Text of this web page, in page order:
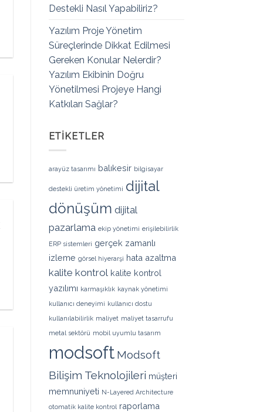
Destekli Nasıl Yapabiliriz?
Yazılım Proje Yönetim
Süreçlerinde Dikkat Edilmesi
Gereken Konular Nelerdir?
Yazılım Ekibinin Doğru
Yönetilmesi Projeye Hangi
Katkıları Sağlar?
ETIKETLER
arayüz tasarımı balıkesir bilgisayar
destekli üretim yönetimi dijital
dönüşüm dijital
pazarlama ekip yönetimi erişilebilirlik
ERP sistemleri gerçek zamanlı
izleme görsel hiyerarşi hata azaltma
kalite kontrol kalite kontrol
yazılımı karmaşıklık kaynak yönetimi
kullanıcı deneyimi kullanıcı dostu
kullanılabilirlik maliyet maliyet tasarrufu
metal sektörü mobil uyumlu tasarım
modsoft Modsoft
Bilişim Teknolojileri müşteri
memnuniyeti N-Layered Architecture
otomatik kalite kontrol raporlama